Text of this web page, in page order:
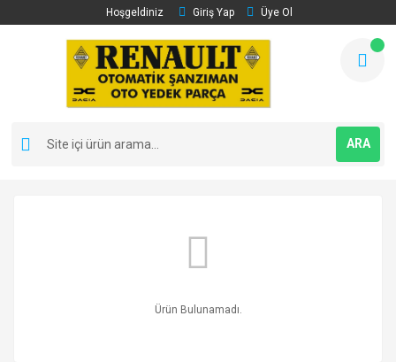
Hoşgeldiniz Giriş Yap Üye Ol
ARA
Ürün Bulunamadı.